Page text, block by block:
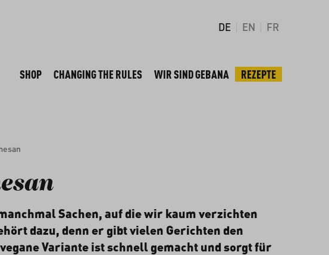
DE EN FR
SHOP CHANGING THE RULES WIR SIND GEBANA REZEPTE
Sachen, auf die wir kaum verzichten
dazu, denn er gibt vielen Gerichten den
Variante ist schnell gemacht und sorgt für